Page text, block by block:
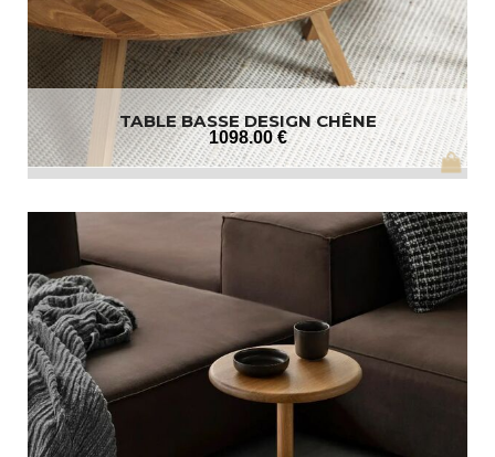
TABLE BASSE DESIGN CHÊNE
1098.00 €